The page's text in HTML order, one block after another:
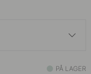
På lagerPÅ LAGER